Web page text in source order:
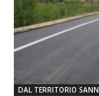
DAL TERRITORIO